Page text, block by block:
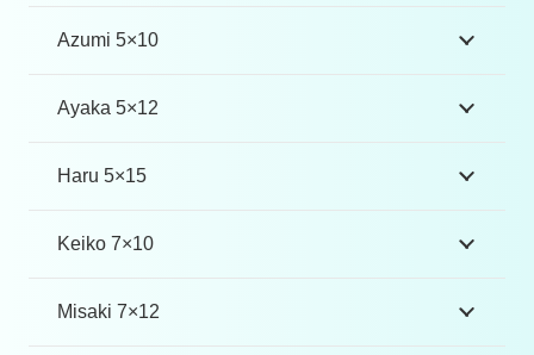
Azumi 5×10
Ayaka 5×12
Haru 5×15
Keiko 7×10
Misaki 7×12